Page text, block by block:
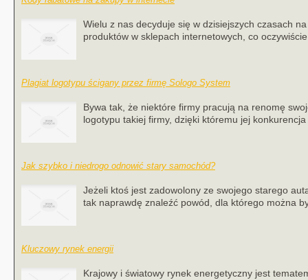
Wielu z nas decyduje się w dzisiejszych czasach
produktów w sklepach internetowych, co
Plagiat logotypu ścigany przez firmę Sologo System
Bywa tak, że niektóre firmy pracują na renomę
logotypu takiej firmy, dzięki któremu jej
Jak szybko i niedrogo odnowić stary samochód?
Jeżeli ktoś jest zadowolony ze swojego starego
tak naprawdę znaleźć powód, dla którego można
Kluczowy rynek energii
Krajowy i światowy rynek energetyczny jest